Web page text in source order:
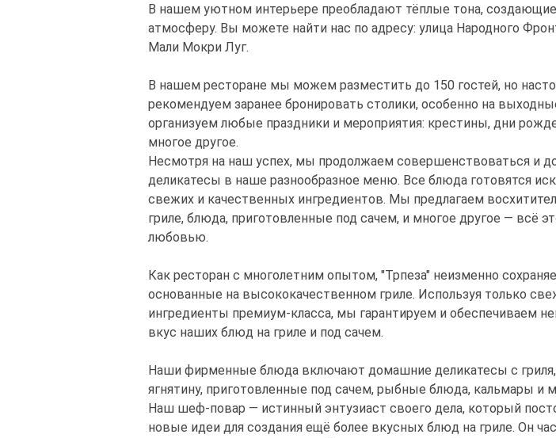
В нашем уютном интерьере преобладают тёплые тона,
атмосферу. Вы можете найти нас по адресу: улица Народного
Мали Мокри Луг.
В нашем ресторане мы можем разместить до 150 гостей, но
рекомендуем заранее бронировать столики, особенно на
организуем любые праздники и мероприятия: крестины, дни
многое другое.
Несмотря на наш успех, мы продолжаем совершенствоваться и
деликатесы в наше разнообразное меню. Все блюда готовятся
свежих и качественных ингредиентов. Мы предлагаем
гриле, блюда, приготовленные под сачем, и многое другое — всё
любовью.
Как ресторан с многолетним опытом, "Трпеза" неизменно
основанные на высококачественном гриле. Используя только
ингредиенты премиум-класса, мы гарантируем и обеспечиваем
вкус наших блюд на гриле и под сачем.
Наши фирменные блюда включают домашние деликатесы с гриля,
ягнятину, приготовленные под сачем, рыбные блюда, кальмары и
Наш шеф-повар — истинный энтузиаст своего дела, который
новые идеи для создания ещё более вкусных блюд на гриле. Он